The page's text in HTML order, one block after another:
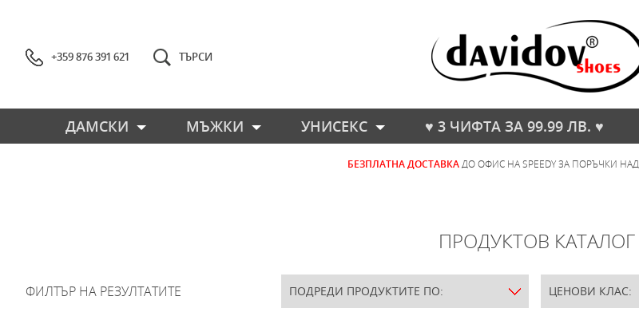
+359 876 391 621 ТЪРСИ
ДАМСКИ МЪЖКИ УНИСЕКС ♥ 3 ЧИФТА ЗА 99.99 ЛВ. ♥
БЕЗПЛАТНА ДОСТАВКА ДО ОФИС НА SPEEDY ЗА ПОРЪЧКИ НАД
ПРОДУКТОВ КАТАЛОГ
ФИЛТЪР НА РЕЗУЛТАТИТЕ ПОДРЕДИ ПРОДУКТИТЕ ПО: ЦЕНОВИ КЛАС: